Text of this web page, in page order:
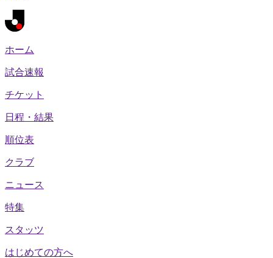
ホーム
試合速報
チケット
日程・結果
順位表
クラブ
ニュース
特集
スタッツ
はじめての方へ